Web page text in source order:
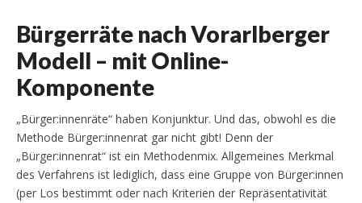
Bürgerräte nach Vorarlberger
Modell – mit Online-
Komponente
„Bürger:innenräte“ haben Konjunktur. Und das, obwohl es die
Methode Bürger:innenrat gar nicht gibt! Denn der
„Bürger:innenrat“ ist ein Methodenmix. Allgemeines Merkmal
des Verfahrens ist lediglich, dass eine Gruppe von Bürger:innen
(per Los bestimmt oder nach Kriterien der Repräsentativität